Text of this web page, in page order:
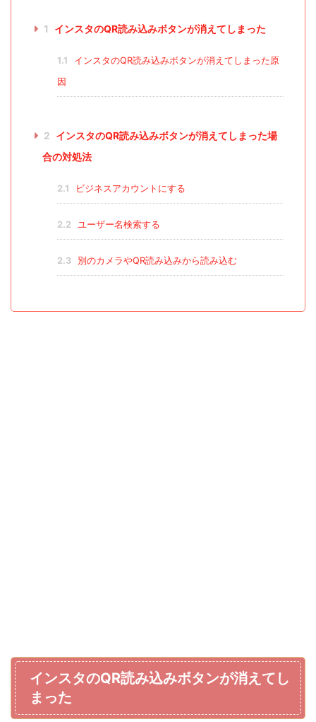
1 インスタのQR読み込みボタンが消えてしまった
1.1
インスタのQR読み込みボタンが消えてしまった原
因
2 インスタのQR読み込みボタンが消えてしまった場
合の対処法
2.1 ビジネスアカウントにする
2.2 ユーザー名検索する
2.3 別のカメラやQR読み込みから読み込む
インスタのQR読み込みボタンが消えてし
まった